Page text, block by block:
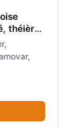
théière
tasse